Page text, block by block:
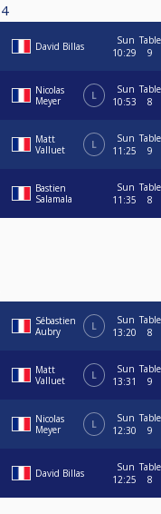
4
David Billas
Sun
10:29
Table
9
Nicolas
Meyer
L
Sun
10:53
Table
8
Matt
Valluet
L
Sun
11:25
Table
9
Bastien
Salamala
Sun
11:35
Table
8
Sébastien
Aubry
L
Sun
13:20
Table
8
Matt
Valluet
L
Sun
13:31
Table
9
Nicolas
Meyer
L
Sun
12:30
Table
9
David Billas
Sun
12:25
Table
8